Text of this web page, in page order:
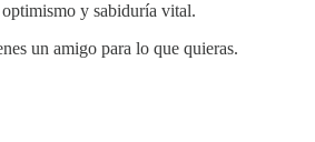
y sabiduría vital.
un amigo para lo que quieras.